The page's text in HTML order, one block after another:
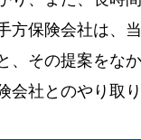
方保険会社は、
、その提案をな
会社とのやり取